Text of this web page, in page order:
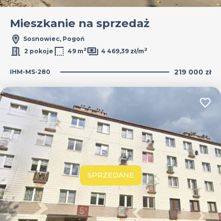
Mieszkanie na sprzedaż
Sosnowiec, Pogoń
2 pokoje
49 m2 4 469,39 zł/m2
IHM-MS-280 219 000 zł
SPRZEDANE